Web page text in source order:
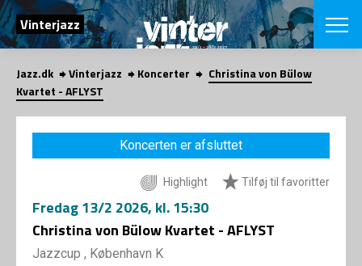
SØG
Vinterjazz
English
VÆLG
VINTERJAZZ
Temaer
LOCATIONS
Jazz.dk Vinterjazz Koncerter
Christina von Bülow
Kvartet - AFLYST
Koncerten er afsluttet
Highlight Tilføj til favoritter
Fredag13/2 2026, kl. 15:30
Christina von Bülow Kvartet - AFLYST
Jazzcup , København K